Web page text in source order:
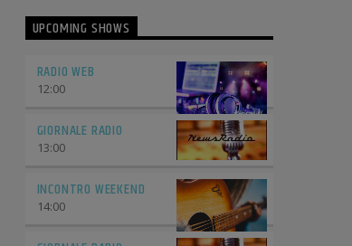
UPCOMING SHOWS
RADIO WEB
12:00
GIORNALE RADIO
13:00
INCONTRO WEEKEND
14:00